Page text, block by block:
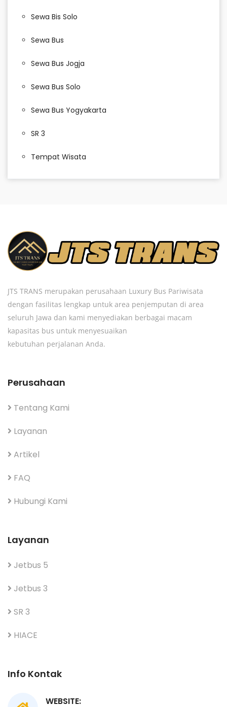
Sewa Bis Solo
Sewa Bus
Sewa Bus Jogja
Sewa Bus Solo
Sewa Bus Yogyakarta
SR 3
Tempat Wisata
JTS TRANS merupakan perusahaan Luxury Bus Pariwisata
dengan fasilitas lengkap untuk area penjemputan di area
seluruh Jawa dan kami menyediakan berbagai macam
kapasitas bus untuk menyesuaikan
kebutuhan perjalanan Anda.
Perusahaan
Tentang Kami
Layanan
Artikel
FAQ
Hubungi Kami
Layanan
Jetbus 5
Jetbus 3
SR 3
HIACE
Info Kontak
WEBSITE: